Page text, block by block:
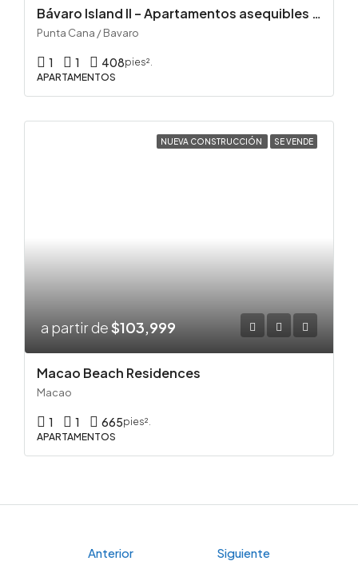
Bávaro Island II – Apartamentos asequibles en venta en Punta Cana
Punta Cana / Bavaro
1 1 408pies².
APARTAMENTOS
NUEVA CONSTRUCCIÓN SE VENDE
a partir de$103,999
Macao Beach Residences
Macao
1 1 665pies².
APARTAMENTOS
Anterior Siguiente